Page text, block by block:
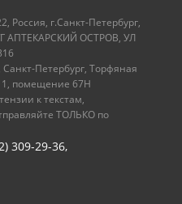
Россия, г.Санкт-Петербург,
АПТЕКАРСКИЙ ОСТРОВ, УЛ
Петербург, Торфяная
1, помещение 67Н
к текстам,
ТОЛЬКО по
309-29-36,